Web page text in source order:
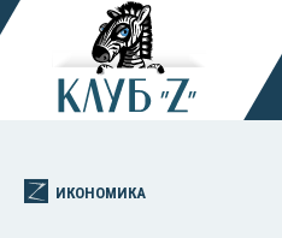
ИКОНОМИКА